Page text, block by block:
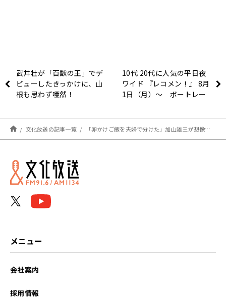
武井壮が「百獣の王」でデ
ビューしたきっかけに、山
根も思わず唖然！
10代 20代に人気の平日夜
ワイド 『レコメン！』 8月
1日（月）～ ボートレー
を１ヵ月間お届け 『レコ
メン！シェアリング「アイ
アム ア ボートレーサ
文化放送の記事一覧 「卵かけご飯を夫婦で分けた」加山雄三が想像を絶する苦労の時代を振り返る…借金23億円の返済生活とは？
メニュー
会社案内
採用情報